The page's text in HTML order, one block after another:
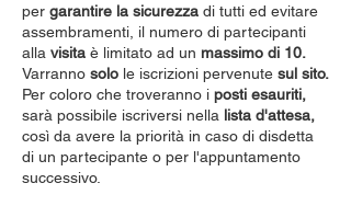
per garantire la sicurezza di tutti ed evitare
assembramenti, il numero di partecipanti
alla visita è limitato ad un massimo di 10.
Varranno solo le iscrizioni pervenute sul sito.
Per coloro che troveranno i posti esauriti,
sarà possibile iscriversi nella lista d'attesa,
così da avere la priorità in caso di disdetta
di un partecipante o per l'appuntamento
successivo.